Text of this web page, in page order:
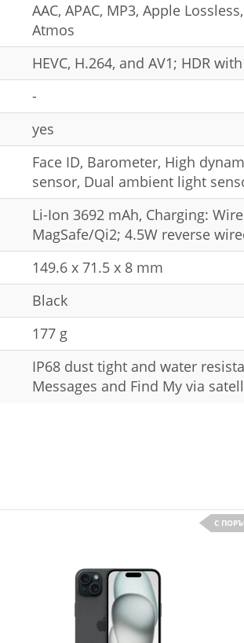
AAC, APAC, MP3, Apple
Atmos
HEVC, H.264, and AV1; HDR
-
yes
Face ID, Barometer, High
sensor, Dual ambient light
Li-Ion 3692 mAh, Charging:
MagSafe/Qi2; 4.5W reverse
149.6 x 71.5 x 8 mm
Black
177 g
IP68 dust tight and water
Messages and Find My via
С